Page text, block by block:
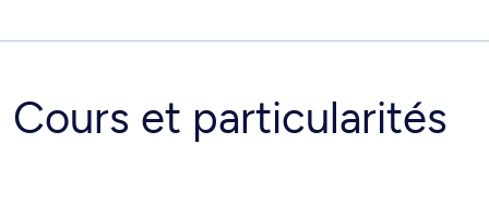
Cours et particularités